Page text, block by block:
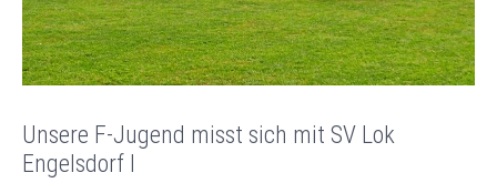
Unsere F-Jugend misst sich mit SV Lok
Engelsdorf I